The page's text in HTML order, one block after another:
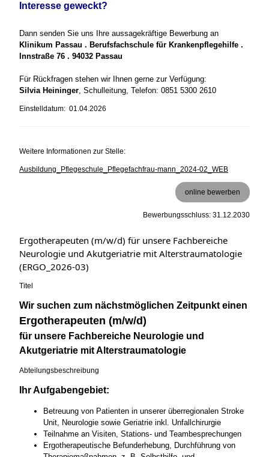
Interesse geweckt?
Dann senden Sie uns Ihre aussagekräftige Bewerbung an
Klinikum Passau . Berufsfachschule für Krankenpflegehilfe .
Innstraße 76 . 94032 Passau
Für Rückfragen stehen wir Ihnen gerne zur Verfügung:
Silvia Heininger, Schulleitung, Telefon: 0851 5300 2610
Einstelldatum: 01.04.2026
Weitere Informationen zur Stelle:
Ausbildung_Pflegeschule_Pflegefachfrau-mann_2024-02_WEB
online bewerben
Bewerbungsschluss: 31.12.2030
Ergotherapeuten (m/w/d) für unsere Fachbereiche
Neurologie und Akutgeriatrie mit Alterstraumatologie
(ERGO_2026-03)
Titel
Wir suchen zum nächstmöglichen Zeitpunkt einen
Ergotherapeuten (m/w/d)
für unsere Fachbereiche Neurologie und
Akutgeriatrie mit Alterstraumatologie
Abteilungsbeschreibung
Ihr Aufgabengebiet:
Betreuung von Patienten in unserer überregionalen Stroke
Unit, Neurologie sowie Geriatrie inkl. Unfallchirurgie
Teilnahme an Visiten, Stations- und Teambesprechungen
Ergotherapeutische Befunderhebung, Durchführung von